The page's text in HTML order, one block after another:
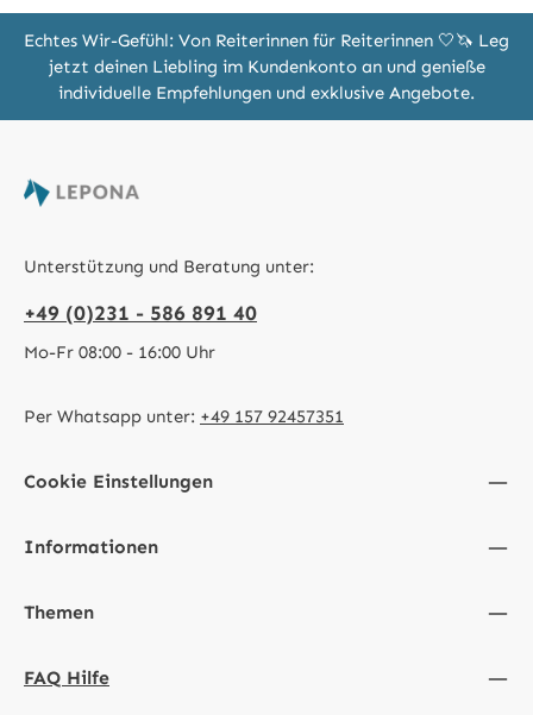
Echtes Wir-Gefühl: Von Reiterinnen für Reiterinnen 🤍🦄 Leg
jetzt deinen Liebling im Kundenkonto an und genieße
individuelle Empfehlungen und exklusive Angebote.
Unterstützung und Beratung unter:
+49 (0)231 - 586 891 40
Mo-Fr 08:00 - 16:00 Uhr
Per Whatsapp unter: +49 157 92457351
Cookie Einstellungen
Informationen
Themen
FAQ Hilfe